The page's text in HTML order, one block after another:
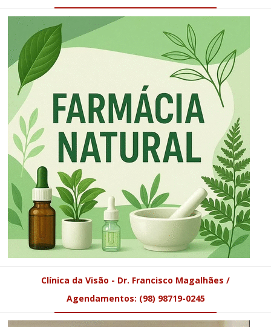
Clínica da Visão - Dr. Francisco Magalhães /
Agendamentos: (98) 98719-0245